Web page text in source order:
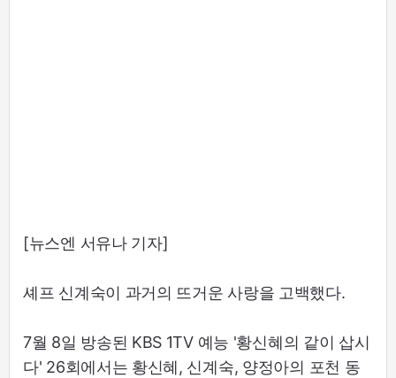
[뉴스엔 서유나 기자]
셰프 신계숙이 과거의 뜨거운 사랑을 고백했다.
7월 8일 방송된 KBS 1TV 예능 '황신혜의 같이 삽시
다' 26회에서는 황신혜, 신계숙, 양정아의 포천 동